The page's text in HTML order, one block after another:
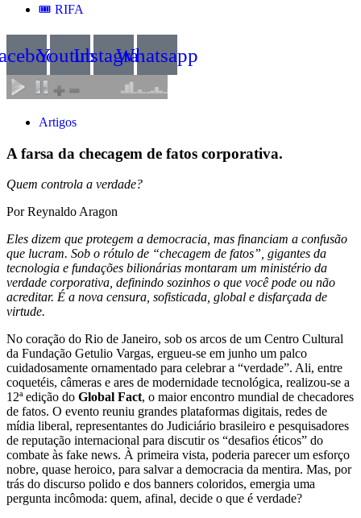
🎟️ RIFA
YoutubeInstagramWhatsapp
Artigos
A farsa da checagem de fatos corporativa.
Quem controla a verdade?
Por Reynaldo Aragon
Eles dizem que protegem a democracia, mas financiam a confusão
que lucram. Sob o rótulo de “checagem de fatos”, gigantes da
tecnologia e fundações bilionárias montaram um ministério da
verdade corporativa, definindo sozinhos o que você pode ou não
acreditar. É a nova censura, sofisticada, global e disfarçada de
virtude.
No coração do Rio de Janeiro, sob os arcos de um Centro Cultural
da Fundação Getulio Vargas, ergueu-se em junho um palco
cuidadosamente ornamentado para celebrar a “verdade”. Ali, entre
coquetéis, câmeras e ares de modernidade tecnológica, realizou-se a
12ª edição do Global Fact, o maior encontro mundial de checadores
de fatos. O evento reuniu grandes plataformas digitais, redes de
mídia liberal, representantes do Judiciário brasileiro e pesquisadores
de reputação internacional para discutir os “desafios éticos” do
combate às fake news. À primeira vista, poderia parecer um esforço
nobre, quase heroico, para salvar a democracia da mentira. Mas, por
trás do discurso polido e dos banners coloridos, emergia uma
pergunta incômoda: quem, afinal, decide o que é verdade?